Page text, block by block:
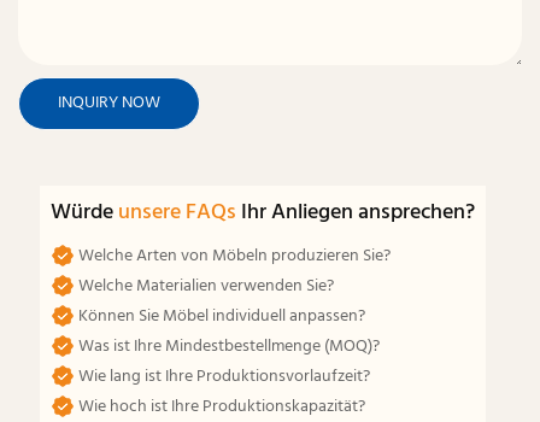
INQUIRY NOW
Würdeunsere FAQs Ihr Anliegen ansprechen?
Welche Arten von Möbeln produzieren Sie?
Welche Materialien verwenden Sie?
Können Sie Möbel individuell anpassen?
Was ist Ihre Mindestbestellmenge (MOQ)?
Wie lang ist Ihre Produktionsvorlaufzeit?
Wie hoch ist Ihre Produktionskapazität?